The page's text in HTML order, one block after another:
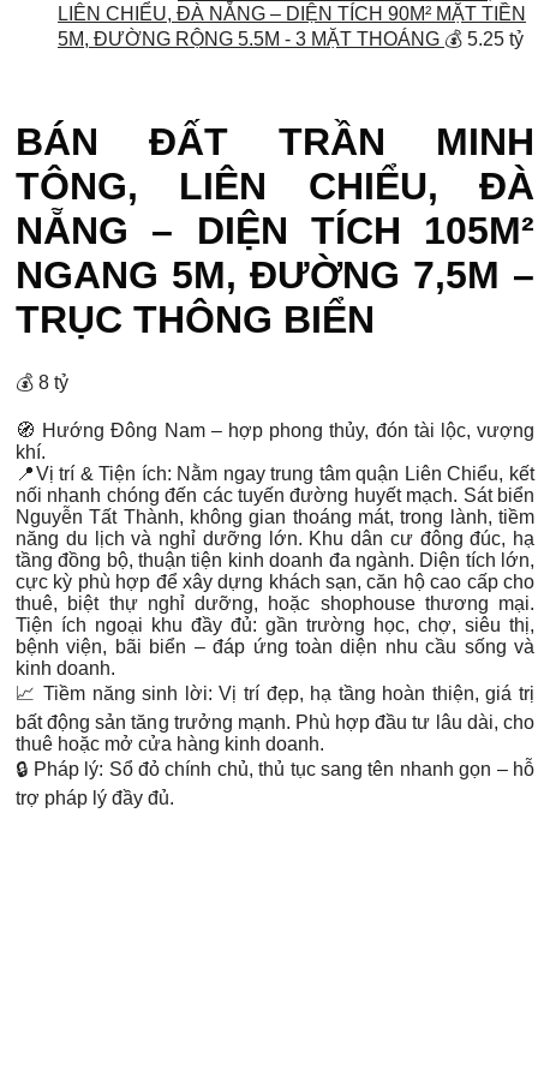
BÁN ĐẤT TRẦN MINH
TÔNG, LIÊN CHIỂU, ĐÀ
NẴNG – DIỆN TÍCH 105M²
NGANG 5M, ĐƯỜNG 7,5M –
TRỤC THÔNG BIỂN
💰 8 tỷ
🧭 Hướng Đông Nam – hợp phong thủy, đón tài lộc, vượng
khí.
📍Vị trí & Tiện ích: Nằm ngaytrung tâm quận Liên Chiểu, kết
nối nhanh chóng đến các tuyến đường huyết mạch. Sát biển
Nguyễn Tất Thành, không gian thoáng mát, trong lành, tiềm
năng du lịch và nghỉ dưỡng lớn. Khu dân cư đông đúc, hạ
tầng đồng bộ, thuận tiện kinh doanh đa ngành. Diện tích lớn,
cực kỳ phù hợp để xây dựng khách sạn, căn hộ cao cấp cho
thuê, biệt thự nghỉ dưỡng, hoặc shophouse thương mại.
Tiện ích ngoại khu đầy đủ: gần trường học, chợ, siêu thị,
bệnh viện, bãi biển – đáp ứng toàn diện nhu cầu sống và
kinh doanh.
📈 Tiềm năng sinh lời: Vị trí đẹp, hạ tầng hoàn thiện, giá trị
bất động sản tăng trưởng mạnh. Phù hợp đầu tư lâu dài, cho
thuê hoặc mở cửa hàng kinh doanh.
🔒 Pháp lý: Sổ đỏ chính chủ, thủ tục sang tên nhanh gọn – hỗ
trợ pháp lý đầy đủ.
LIÊN CHIỂU, ĐÀ NẴNG – DIỆN TÍCH 90M² MẶT TIỀN
5M, ĐƯỜNG RỘNG 5.5M - 3 MẶT THOÁNG 💰 5.25 tỷ